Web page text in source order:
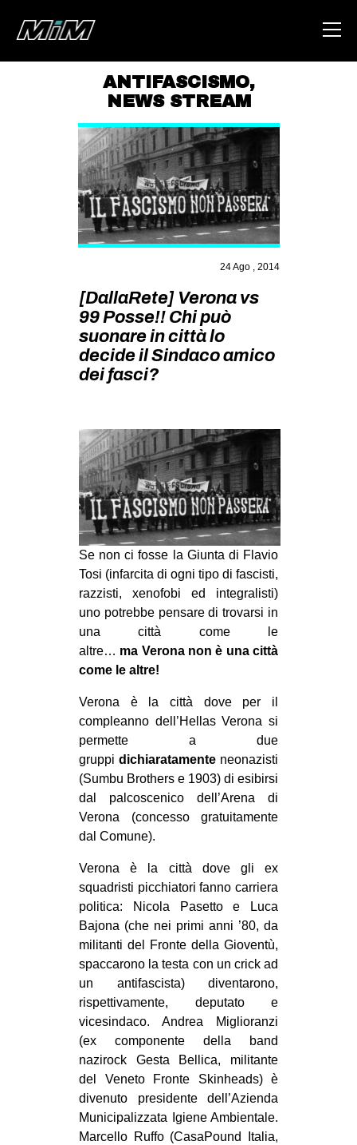
HOME
ABOUT
AREA
DEGENERAZIONE
GAZA FREESTYLE
STUDENTI TSUNAMI
ZAM
MILANO
SPORT POPOLARE
MOVIMENTI
AMBIENTE
ANTIFASCISMO
DIRITTO ALL’ABITARE
GENERI
MIGRAZIONI
PRECARIATO
REPRESSIONE
STUDENTI
ARTE
CINEMA
MANIFESTI
RECENSIONI
INTERNAZIONALE
AFRICA
ESTREMO ORIENTE
EUROPA
MEDIO ORIENTE
MONDO
EVENTI
in
ANTIFASCISMO,
NEWS STREAM
24 Ago , 2014
[DallaRete] Verona vs
99 Posse!! Chi può
suonare in città lo
decide il Sindaco amico
dei fasci?
Se non ci fosse la Giunta di Flavio
Tosi (infarcita di ogni tipo di fascisti,
razzisti, xenofobi ed integralisti)
uno potrebbe pensare di trovarsi in
una città come le
altre… ma Verona non è una città
come le altre!
Verona è la città dove per il
compleanno dell’Hellas Verona si
permette a due
gruppi dichiaratamente neonazisti
(Sumbu Brothers e 1903) di esibirsi
dal palcoscenico dell’Arena di
Verona (concesso gratuitamente
dal Comune).
Verona è la città dove gli ex
squadristi picchiatori fanno carriera
politica: Nicola Pasetto e Luca
Bajona (che nei primi anni ’80, da
militanti del Fronte della Gioventù,
spaccarono la testa con un crick ad
un antifascista) diventarono,
rispettivamente, deputato e
vicesindaco. Andrea Miglioranzi
(ex componente della band
nazirock Gesta Bellica, militante
del Veneto Fronte Skinheads) è
divenuto presidente dell’Azienda
Municipalizzata Igiene Ambientale.
Marcello Ruffo (CasaPound Italia,